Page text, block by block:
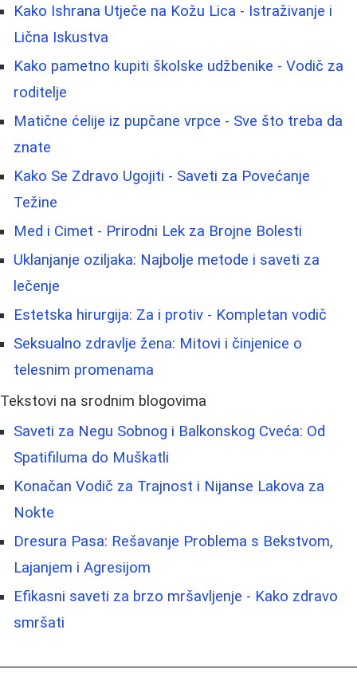
Kako Ishrana Utječe na Kožu Lica - Istraživanje i
Lična Iskustva
Kako pametno kupiti školske udžbenike - Vodič za
roditelje
Matične ćelije iz pupčane vrpce - Sve što treba da
znate
Kako Se Zdravo Ugojiti - Saveti za Povećanje
Težine
Med i Cimet - Prirodni Lek za Brojne Bolesti
Uklanjanje oziljaka: Najbolje metode i saveti za
lečenje
Estetska hirurgija: Za i protiv - Kompletan vodič
Seksualno zdravlje žena: Mitovi i činjenice o
telesnim promenama
Tekstovi na srodnim blogovima
Saveti za Negu Sobnog i Balkonskog Cveća: Od
Spatifiluma do Muškatli
Konačan Vodič za Trajnost i Nijanse Lakova za
Nokte
Dresura Pasa: Rešavanje Problema s Bekstvom,
Lajanjem i Agresijom
Efikasni saveti za brzo mršavljenje - Kako zdravo
smršati